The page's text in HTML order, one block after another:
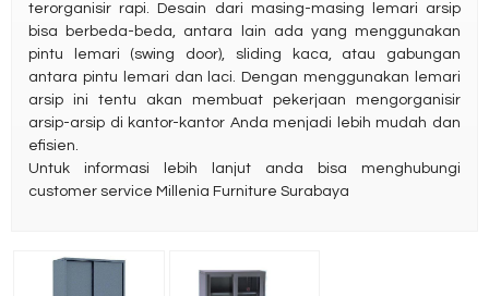
terorganisir rapi. Desain dari masing-masing lemari arsip
bisa berbeda-beda, antara lain ada yang menggunakan
pintu lemari (swing door), sliding kaca, atau gabungan
antara pintu lemari dan laci. Dengan menggunakan lemari
arsip ini tentu akan membuat pekerjaan mengorganisir
arsip-arsip di kantor-kantor Anda menjadi lebih mudah dan
efisien.
Untuk informasi lebih lanjut anda bisa menghubungi
customer service Millenia Furniture Surabaya